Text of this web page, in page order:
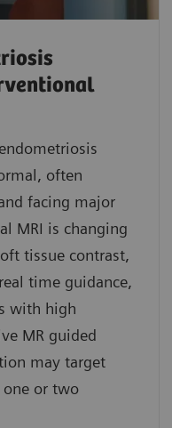
often
facing major
MRI is changing
tissue contrast,
time guidance,
with high
MR guided
may target
one or two